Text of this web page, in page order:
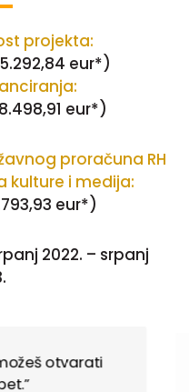
projekta:
eur*)
eur*)
proračuna RH
kulture i medija:
eur*)
2022. – srpanj
otvarati